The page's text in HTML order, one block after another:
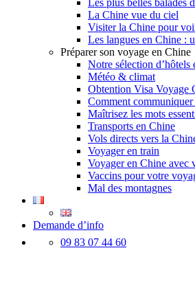
La Chine vue du ciel
Visiter la Chine pour
Les langues en Chine :
Préparer son voyage en Chine
Notre sélection d’hôtels
Météo & climat
Obtention Visa Voyage
Comment
Maîtrisez les mots
Transports en Chine
Vols directs vers la
Voyager en train
Voyager en Chine avec
Vaccins pour votre
Mal des montagnes
Demande d’info
09 83 07 44 60